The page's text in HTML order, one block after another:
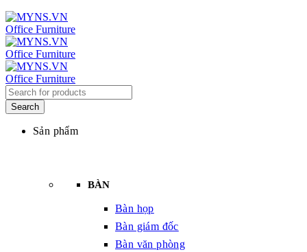
Sản phẩm
BÀN
Bàn họp
Bàn giám đốc
Bàn văn phòng